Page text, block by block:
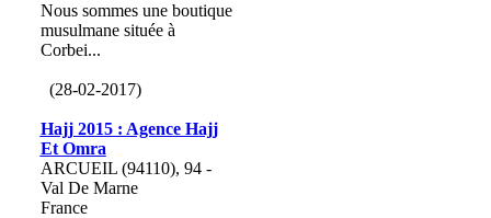
Nous sommes une boutique
musulmane située à
Corbei...
(28-02-2017)
Hajj 2015 : Agence Hajj
Et Omra
ARCUEIL (94110), 94 -
Val De Marne
France